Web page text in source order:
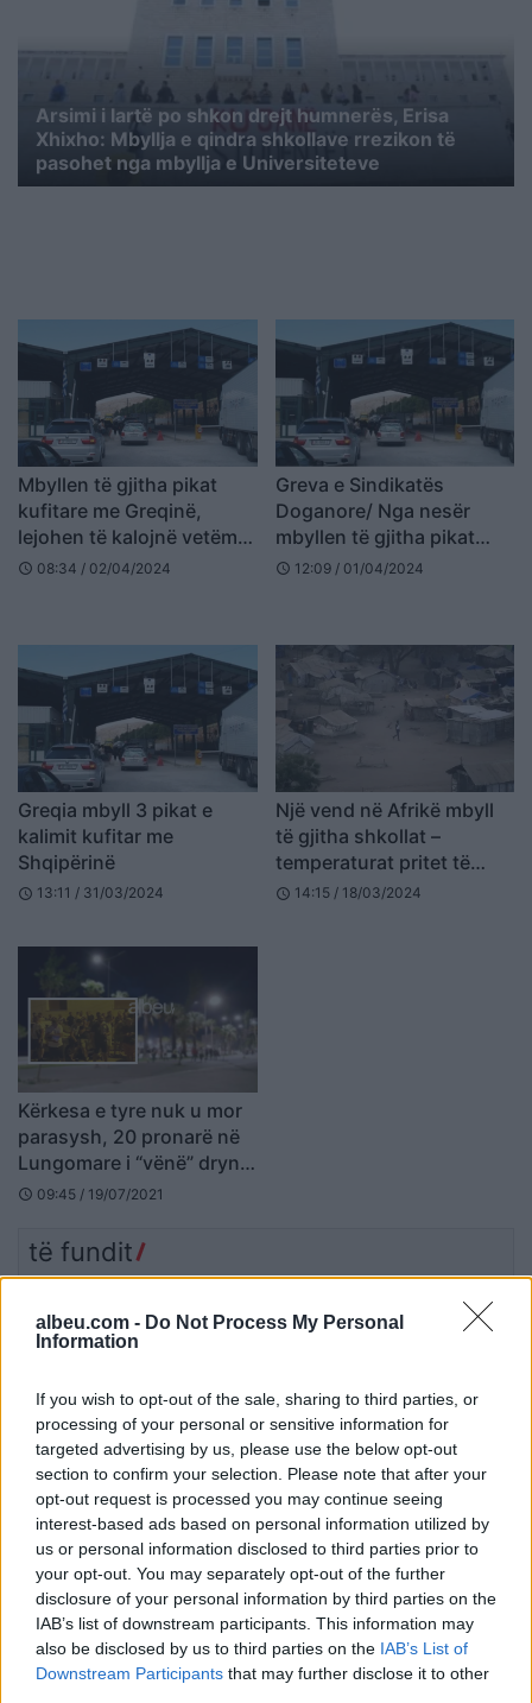
albeu.com - Do Not Process My Personal
Information
If you wish to opt-out of the sale, sharing to third parties, or
processing of your personal or sensitive information for
targeted advertising by us, please use the below opt-out
section to confirm your selection. Please note that after your
opt-out request is processed you may continue seeing
interest-based ads based on personal information utilized by
us or personal information disclosed to third parties prior to
your opt-out. You may separately opt-out of the further
disclosure of your personal information by third parties on the
IAB’s list of downstream participants. This information may
also be disclosed by us to third parties on the IAB’s List of
Downstream Participants that may further disclose it to other
Arsimi i lartë po shkon drejt humnerës, Erisa
Xhixho: Mbyllja e qindra shkollave rrezikon të
pasohet nga mbyllja e Universiteteve
Mbyllen të gjitha pikat
kufitare me Greqinë,
lejohen të kalojnë vetëm
këmbësorët
schedule 08:34 / 02/04/2024
Greva e Sindikatës
Doganore/ Nga nesër
mbyllen të gjitha pikat
kufitare me Greqinë
schedule 12:09 / 01/04/2024
Greqia mbyll 3 pikat e
kalimit kufitar me
Shqipërinë
schedule 13:11 / 31/03/2024
Një vend në Afrikë mbyll
të gjitha shkollat –
temperaturat pritet të
arrijnë në 45 gradë
schedule 14:15 / 18/03/2024
Kërkesa e tyre nuk u mor
parasysh, 20 pronarë në
Lungomare i “vënë” drynin
lokaleve
schedule 09:45 / 19/07/2021
të fundit
Rama: 1.100 gjoba për shpejtësi
brenda një jave, kamerat e
Arrestohen dy të dyshuar për
ndezjen e zjarreve në
Makedonski Brod dhe Dollnen
Për herë të parë, inteligjenca
artificiale përdoret për
projektimin e viruseve të rinj